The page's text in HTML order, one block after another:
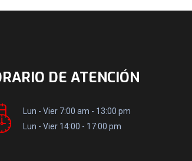
DE ATENCIÓN
Lun - Vier 7:00 am - 13:00 pm
Lun - Vier 14:00 - 17:00 pm